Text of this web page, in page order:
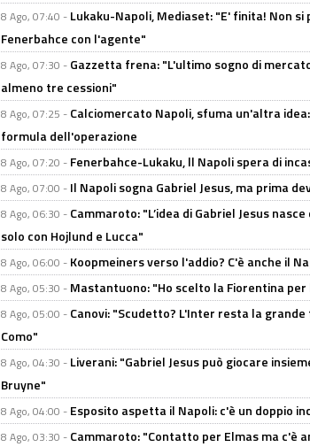
8 Ago, 07:40 - Lukaku-Napoli, Mediaset: "E' finita! Non
Fenerbahce con l'agente"
8 Ago, 07:30 - Gazzetta frena: "L'ultimo sogno di
almeno tre cessioni"
8 Ago, 07:25 - Calciomercato Napoli, sfuma un'altra
formula dell'operazione
8 Ago, 07:20 - Fenerbahce-Lukaku, ll Napoli spera di
8 Ago, 07:00 - Il Napoli sogna Gabriel Jesus, ma prima
8 Ago, 06:30 - Cammaroto: "L’idea di Gabriel Jesus
solo con Hojlund e Lucca"
8 Ago, 06:00 - Koopmeiners verso l'addio? C'è anche il
8 Ago, 05:30 - Mastantuono: "Ho scelto la Fiorentina
8 Ago, 05:00 - Canovi: "Scudetto? L'Inter resta la
Como"
8 Ago, 04:30 - Liverani: "Gabriel Jesus può giocare
Bruyne"
8 Ago, 04:00 - Esposito aspetta il Napoli: c'è un doppio
8 Ago, 03:30 - Cammaroto: "Contatto per Elmas ma c'è